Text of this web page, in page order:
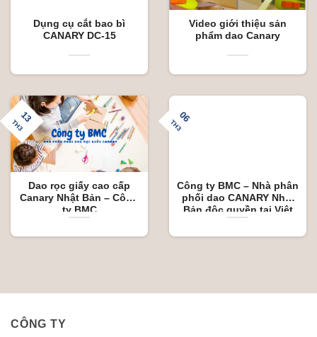
Dụng cụ cắt bao bì
CANARY DC-15
Video giới thiệu sản
phẩm dao Canary
Dao rọc giấy cao cấp
Canary Nhật Bản – Công
ty BMC
13
TH3
Công ty BMC – Nhà phân
phối dao CANARY Nhật
Bản độc quyền tại Việt
06
TH3
CÔNG TY